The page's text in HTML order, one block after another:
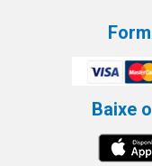
Baixe